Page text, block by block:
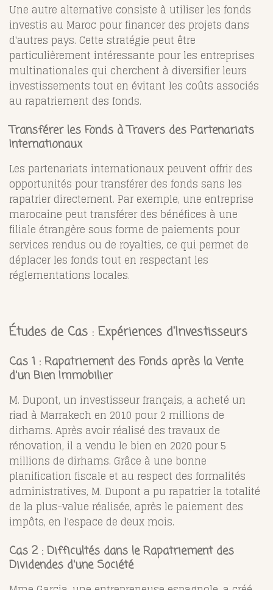
Une autre alternative consiste à utiliser les fonds
investis au Maroc pour financer des projets dans
d'autres pays. Cette stratégie peut être
particulièrement intéressante pour les entreprises
multinationales qui cherchent à diversifier leurs
investissements tout en évitant les coûts associés
au rapatriement des fonds.
Transférer les Fonds à Travers des Partenariats
Internationaux
Les partenariats internationaux peuvent offrir des
opportunités pour transférer des fonds sans les
rapatrier directement. Par exemple, une entreprise
marocaine peut transférer des bénéfices à une
filiale étrangère sous forme de paiements pour
services rendus ou de royalties, ce qui permet de
déplacer les fonds tout en respectant les
réglementations locales.
Études de Cas : Expériences d'Investisseurs
Cas 1 : Rapatriement des Fonds après la Vente
d'un Bien Immobilier
M. Dupont, un investisseur français, a acheté un
riad à Marrakech en 2010 pour 2 millions de
dirhams. Après avoir réalisé des travaux de
rénovation, il a vendu le bien en 2020 pour 5
millions de dirhams. Grâce à une bonne
planification fiscale et au respect des formalités
administratives, M. Dupont a pu rapatrier la totalité
de la plus-value réalisée, après le paiement des
impôts, en l'espace de deux mois.
Cas 2 : Difficultés dans le Rapatriement des
Dividendes d'une Société